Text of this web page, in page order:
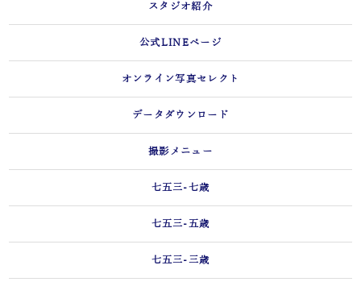
スタジオ紹介
公式LINEページ
オンライン写真セレクト
データダウンロード
撮影メニュー
七五三-七歳
七五三-五歳
七五三-三歳